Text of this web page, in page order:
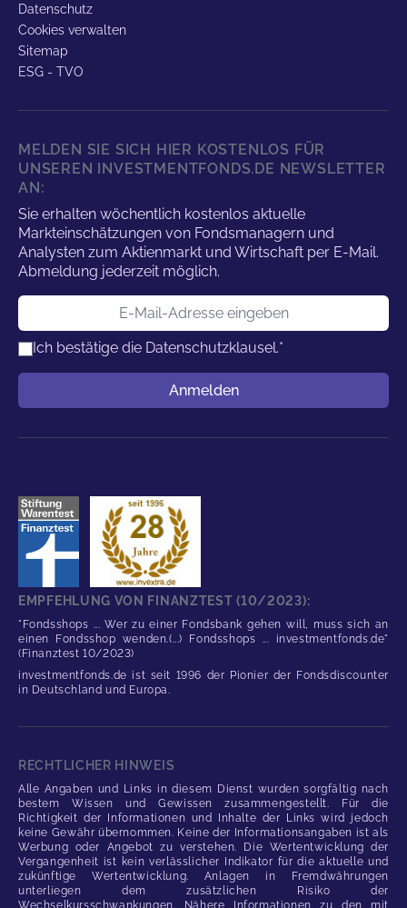
Datenschutz
Cookies verwalten
Sitemap
ESG - TVO
MELDEN SIE SICH HIER KOSTENLOS FÜR
UNSEREN INVESTMENTFONDS.DE NEWSLETTER
AN:
Sie erhalten wöchentlich kostenlos aktuelle
Markteinschätzungen von Fondsmanagern und
Analysten zum Aktienmarkt und Wirtschaft per E-Mail.
Abmeldung jederzeit möglich.
E-Mail-Adresse
Ich bestätige die Datenschutzklausel.*
Anmelden
EMPFEHLUNG VON FINANZTEST (10/2023):
"Fondsshops ... Wer zu einer Fondsbank gehen will, muss sich an
einen Fondsshop wenden.(...) Fondsshops ... investmentfonds.de"
(Finanztest 10/2023)
investmentfonds.de ist seit 1996 der Pionier der Fondsdiscounter
in Deutschland und Europa.
RECHTLICHER HINWEIS
Alle Angaben und Links in diesem Dienst wurden sorgfältig nach
bestem Wissen und Gewissen zusammengestellt. Für die
Richtigkeit der Informationen und Inhalte der Links wird jedoch
keine Gewähr übernommen. Keine der Informationsangaben ist als
Werbung oder Angebot zu verstehen. Die Wertentwicklung der
Vergangenheit ist kein verlässlicher Indikator für die aktuelle und
zukünftige Wertentwicklung. Anlagen in Fremdwährungen
unterliegen dem zusätzlichen Risiko der
Wechselkursschwankungen. Nähere Informationen zu den mit